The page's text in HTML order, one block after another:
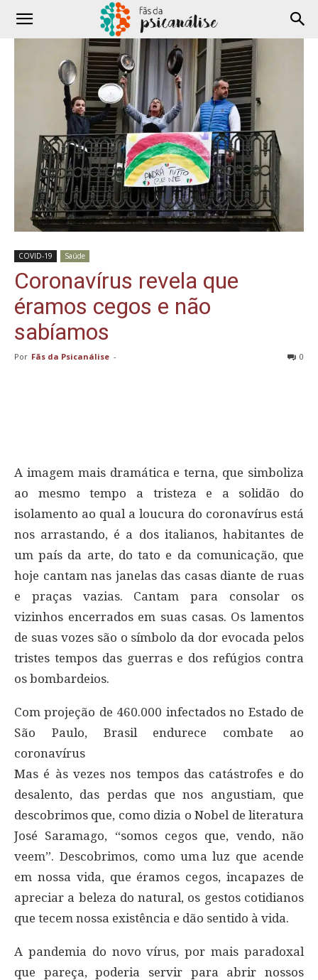
COVID-19 Saúde
Coronavírus revela que
éramos cegos e não
sabíamos
Por Fãs da Psicanálise - 0
A imagem mais dramática e terna, que simboliza
ao mesmo tempo a tristeza e a solidão do
isolamento ao qual a loucura do coronavírus está
nos arrastando, é a dos italianos, habitantes de
um país da arte, do tato e da comunicação, que
hoje cantam nas janelas das casas diante de ruas
e praças vazias. Cantam para consolar os
vizinhos encerrados em suas casas. Os lamentos
de suas vozes são o símbolo da dor evocada pelos
tristes tempos das guerras e dos refúgios contra
os bombardeios.
Com projeção de 460.000 infectados no Estado de
São Paulo, Brasil endurece combate ao
coronavírus
Mas é às vezes nos tempos das catástrofes e do
desalento, das perdas que nos angustiam, que
descobrimos que, como dizia o Nobel de literatura
José Saramago, “somos cegos que, vendo, não
veem”. Descobrimos, como uma luz que acende
em nossa vida, que éramos cegos, incapazes de
apreciar a beleza do natural, os gestos cotidianos
que tecem nossa existência e dão sentido à vida.
A pandemia do novo vírus, por mais paradoxal
que pareça, poderia servir para abrir nossos